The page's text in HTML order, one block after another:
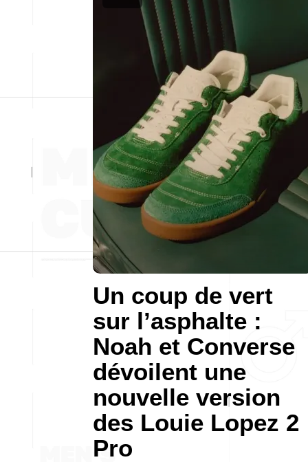
Un coup de vert
sur l’asphalte :
Noah et Converse
dévoilent une
nouvelle version
des Louie Lopez 2
Pro